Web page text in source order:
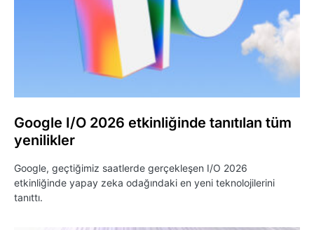
Google I/O 2026 etkinliğinde tanıtılan tüm
yenilikler
Google, geçtiğimiz saatlerde gerçekleşen I/O 2026
etkinliğinde yapay zeka odağındaki en yeni teknolojilerini
tanıttı.